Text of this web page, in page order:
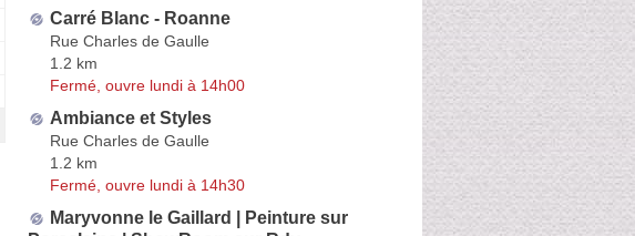
Carré Blanc - Roanne
Rue Charles de Gaulle
1.2 km
Fermé, ouvre lundi à 14h00
Ambiance et Styles
Rue Charles de Gaulle
1.2 km
Fermé, ouvre lundi à 14h30
Maryvonne le Gaillard | Peinture sur